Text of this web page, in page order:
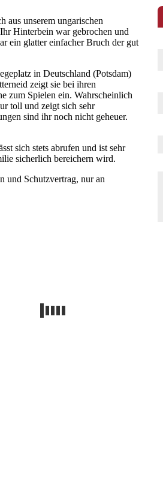
aus unserem ungarischen
Hinterbein war gebrochen und
ein glatter einfacher Bruch der gut
in Deutschland (Potsdam)
zeigt sie bei ihren
zum Spielen ein. Wahrscheinlich
toll und zeigt sich sehr
sind ihr noch nicht geheuer.
sich stets abrufen und ist sehr
sicherlich bereichern wird.
und Schutzvertrag, nur an